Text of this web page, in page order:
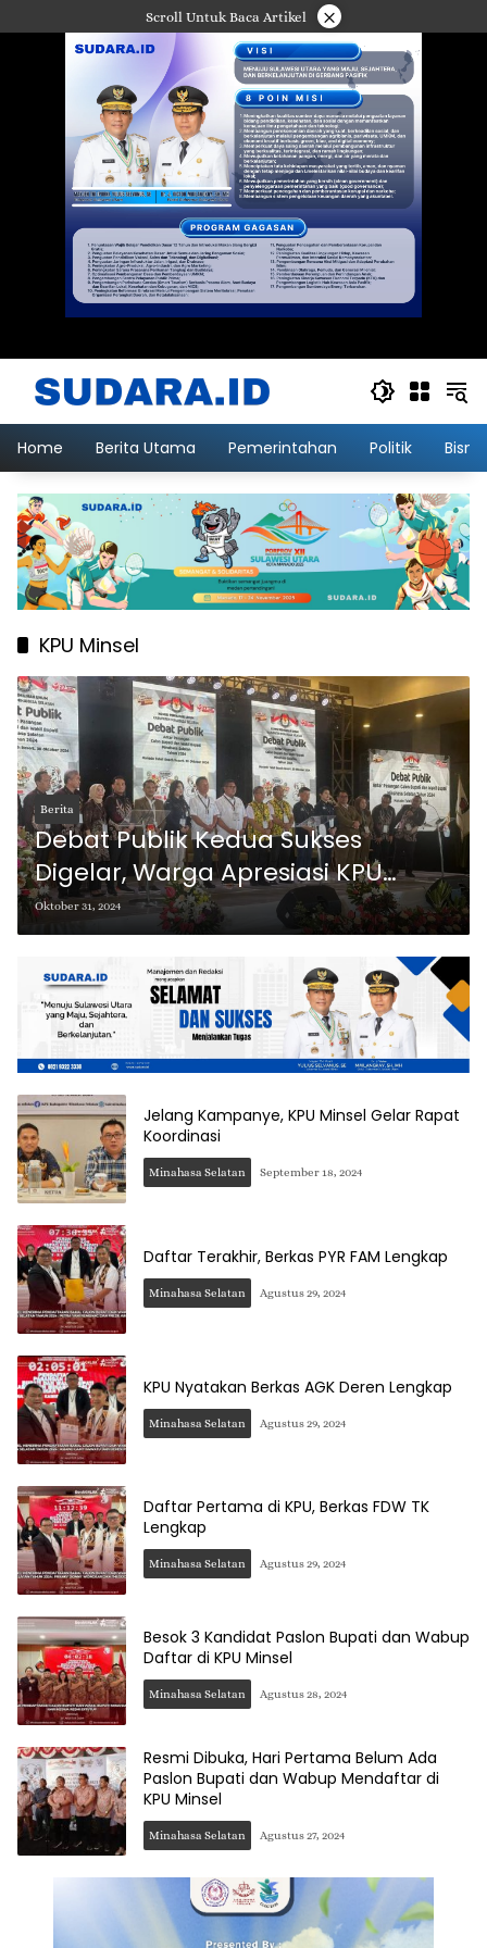
ke
Scroll Untuk Baca Artikel ×
Home Berita Utama Pemerintahan Politik
KPU Minsel
Berita
Debat Publik Kedua Sukses
Digelar, Warga Apresiasi KPU
Minsel
Oktober 31, 2024
Jelang Kampanye, KPU Minsel Gelar Rapat
Koordinasi
Minahasa Selatan September 18, 2024
Daftar Terakhir, Berkas PYR FAM Lengkap
Minahasa Selatan Agustus 29, 2024
KPU Nyatakan Berkas AGK Deren Lengkap
Minahasa Selatan Agustus 29, 2024
Daftar Pertama di KPU, Berkas FDW TK
Lengkap
Minahasa Selatan Agustus 29, 2024
Besok 3 Kandidat Paslon Bupati dan Wabup
Daftar di KPU Minsel
Minahasa Selatan Agustus 28, 2024
Resmi Dibuka, Hari Pertama Belum Ada
Paslon Bupati dan Wabup Mendaftar di
KPU Minsel
Minahasa Selatan Agustus 27, 2024